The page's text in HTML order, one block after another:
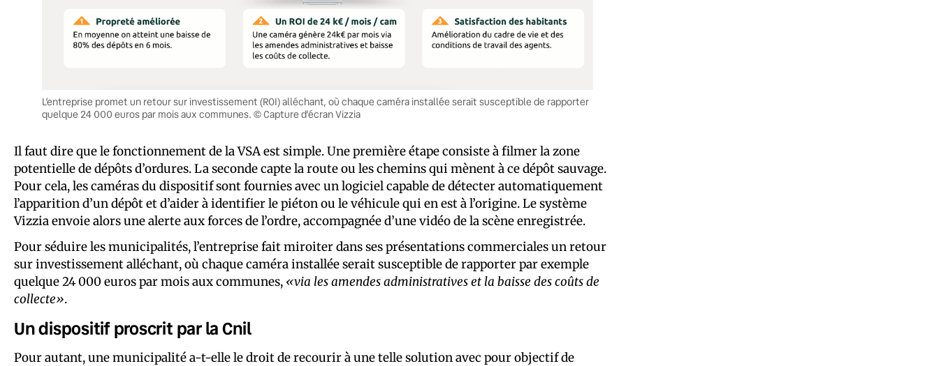
L’entreprise promet un retour sur investissement (ROI) alléchant, où chaque caméra installée serait susceptible de rapporter
quelque 24 000 euros par mois aux communes. © Capture d’écran Vizzia
Il faut dire que le fonctionnement de la VSA est simple. Une première étape consiste à filmer la zone
potentielle de dépôts d’ordures. La seconde capte la route ou les chemins qui mènent à ce dépôt sauvage.
Pour cela, les caméras du dispositif sont fournies avec un logiciel capable de détecter automatiquement
l’apparition d’un dépôt et d’aider à identifier le piéton ou le véhicule qui en est à l’origine. Le système
Vizzia envoie alors une alerte aux forces de l’ordre, accompagnée d’une vidéo de la scène enregistrée.
Pour séduire les municipalités, l’entreprise fait miroiter dans ses présentations commerciales un retour
sur investissement alléchant, où chaque caméra installée serait susceptible de rapporter par exemple
quelque 24 000 euros par mois aux communes, «via les amendes administratives et la baisse des coûts de
collecte».
Un dispositif proscrit par la Cnil
Pour autant, une municipalité a-t‐elle le droit de recourir à une telle solution avec pour objectif de